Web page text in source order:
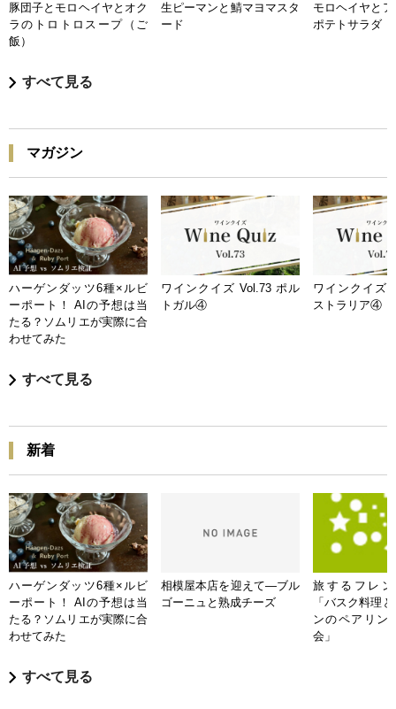
豚団子とモロヘイヤとオク
ラのトロトロスープ（ご
飯）
生ピーマンと鯖マヨマスタ
ード
モロヘイヤと
ポテトサラダ
すべて見る
マガジン
ハーゲンダッツ6種×ルビ
ーポート！ AIの予想は当
たる？ソムリエが実際に合
わせてみた
ワインクイズ Vol.73 ポル
トガル④
ワインクイズ
ストラリア④
すべて見る
新着
ハーゲンダッツ6種×ルビ
ーポート！ AIの予想は当
たる？ソムリエが実際に合
わせてみた
相模屋本店を迎えて―ブル
ゴーニュと熟成チーズ
旅するフレン
「バスク料理
ンのペアリン
会」
すべて見る